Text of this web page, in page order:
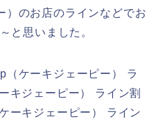
のお店のラインなどでお
と思いました。
（ケーキジェーピー） ラ
キジェーピー） ライン割
ーキジェーピー） ライン